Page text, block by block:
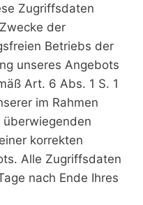
Zugriffsdaten
der
Betriebs der
unseres Angebots
Art. 6 Abs. 1 S. 1
im Rahmen
korrekten
Alle Zugriffsdaten
nach Ende Ihres